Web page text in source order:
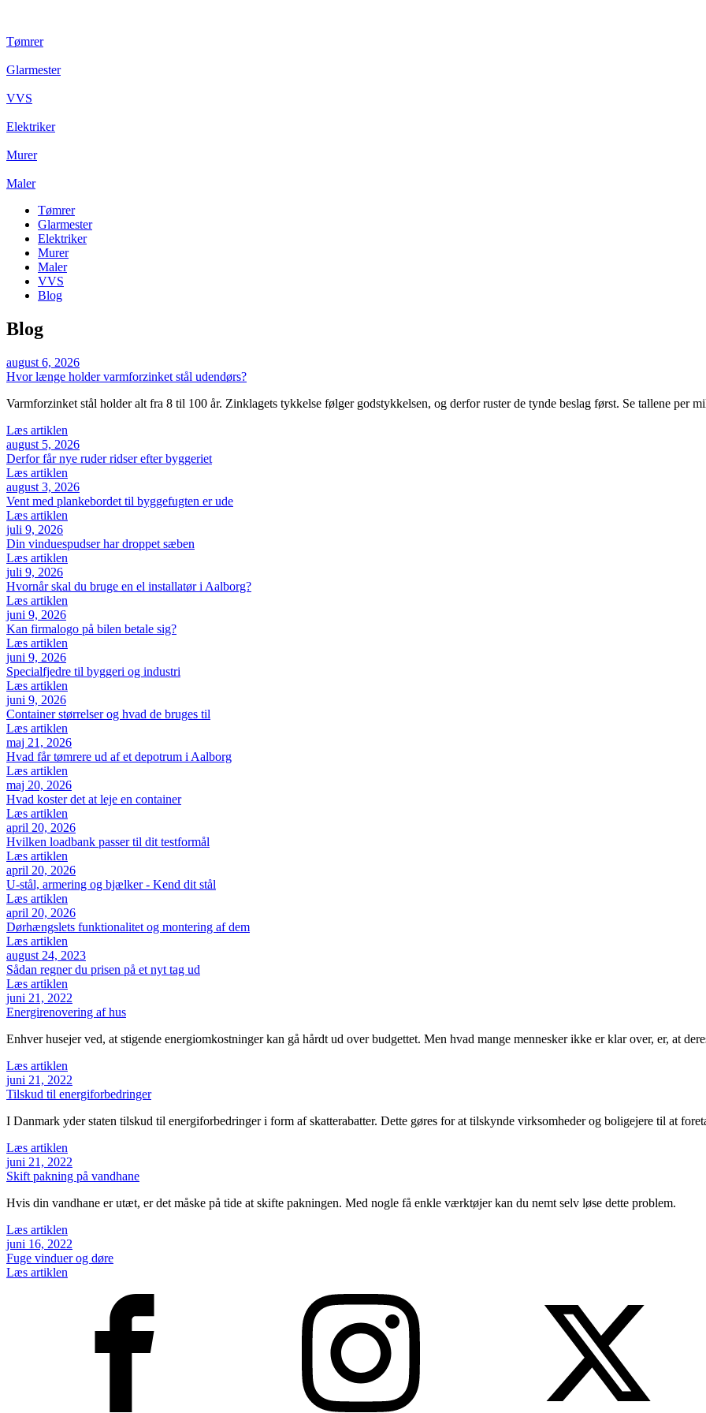
Tømrer
Glarmester
VVS
Elektriker
Murer
Maler
Tømrer
Glarmester
Elektriker
Murer
Maler
VVS
Blog
Blog
august 6, 2026
Hvor længe holder varmforzinket stål udendørs?
Varmforzinket stål holder alt fra 8 til 100 år. Zinklagets tykkelse følger godstykkelsen, og derfor ruster de tynde beslag først. Se tallene per
Læs artiklen
august 5, 2026
Derfor får nye ruder ridser efter byggeriet
Læs artiklen
august 3, 2026
Vent med plankebordet til byggefugten er ude
Læs artiklen
juli 9, 2026
Din vinduespudser har droppet sæben
Læs artiklen
juli 9, 2026
Hvornår skal du bruge en el installatør i Aalborg?
Læs artiklen
juni 9, 2026
Kan firmalogo på bilen betale sig?
Læs artiklen
juni 9, 2026
Specialfjedre til byggeri og industri
Læs artiklen
juni 9, 2026
Container størrelser og hvad de bruges til
Læs artiklen
maj 21, 2026
Hvad får tømrere ud af et depotrum i Aalborg
Læs artiklen
maj 20, 2026
Hvad koster det at leje en container
Læs artiklen
april 20, 2026
Hvilken loadbank passer til dit testformål
Læs artiklen
april 20, 2026
U-stål, armering og bjælker - Kend dit stål
Læs artiklen
april 20, 2026
Dørhængslets funktionalitet og montering af dem
Læs artiklen
august 24, 2023
Sådan regner du prisen på et nyt tag ud
Læs artiklen
juni 21, 2022
Energirenovering af hus
Enhver husejer ved, at stigende energiomkostninger kan gå hårdt ud over budgettet. Men hvad mange mennesker ikke er klar over, er, at
Læs artiklen
juni 21, 2022
Tilskud til energiforbedringer
I Danmark yder staten tilskud til energiforbedringer i form af skatterabatter. Dette gøres for at tilskynde virksomheder og boligejere til at
Læs artiklen
juni 21, 2022
Skift pakning på vandhane
Hvis din vandhane er utæt, er det måske på tide at skifte pakningen. Med nogle få enkle værktøjer kan du nemt selv løse dette problem.
Læs artiklen
juni 16, 2022
Fuge vinduer og døre
Læs artiklen